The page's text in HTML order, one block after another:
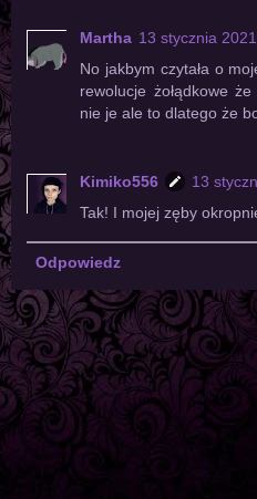
Martha 13 stycznia
No jakbym czytała o
rewolucje żołądkowe
nie je ale to dlatego że
Kimiko556
13
Tak! I mojej zęby
Odpowiedz